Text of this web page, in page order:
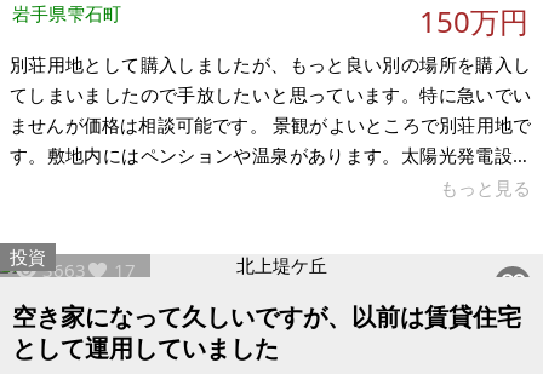
岩手県雫石町 150万円
別荘用地として購入しましたが、もっと良い別の場所を購入し
てしまいましたので手放したいと思っています。特に急いでい
ませんが価格は相談可能です。 景観がよいところで別荘用地で
す。敷地内にはペンションや温泉があります。太陽光発電設備
が敷地内にありますが植樹されたりして景観を損ねないように
郡雫石町長山岩手山 土地:650㎡～1200㎡ 建物:土地のみ 構造:
現況:原野 希望価格:150万円
もっと見る
3663 17
投資
空き家になって久しいですが、以前は賃貸住宅
として運用していました